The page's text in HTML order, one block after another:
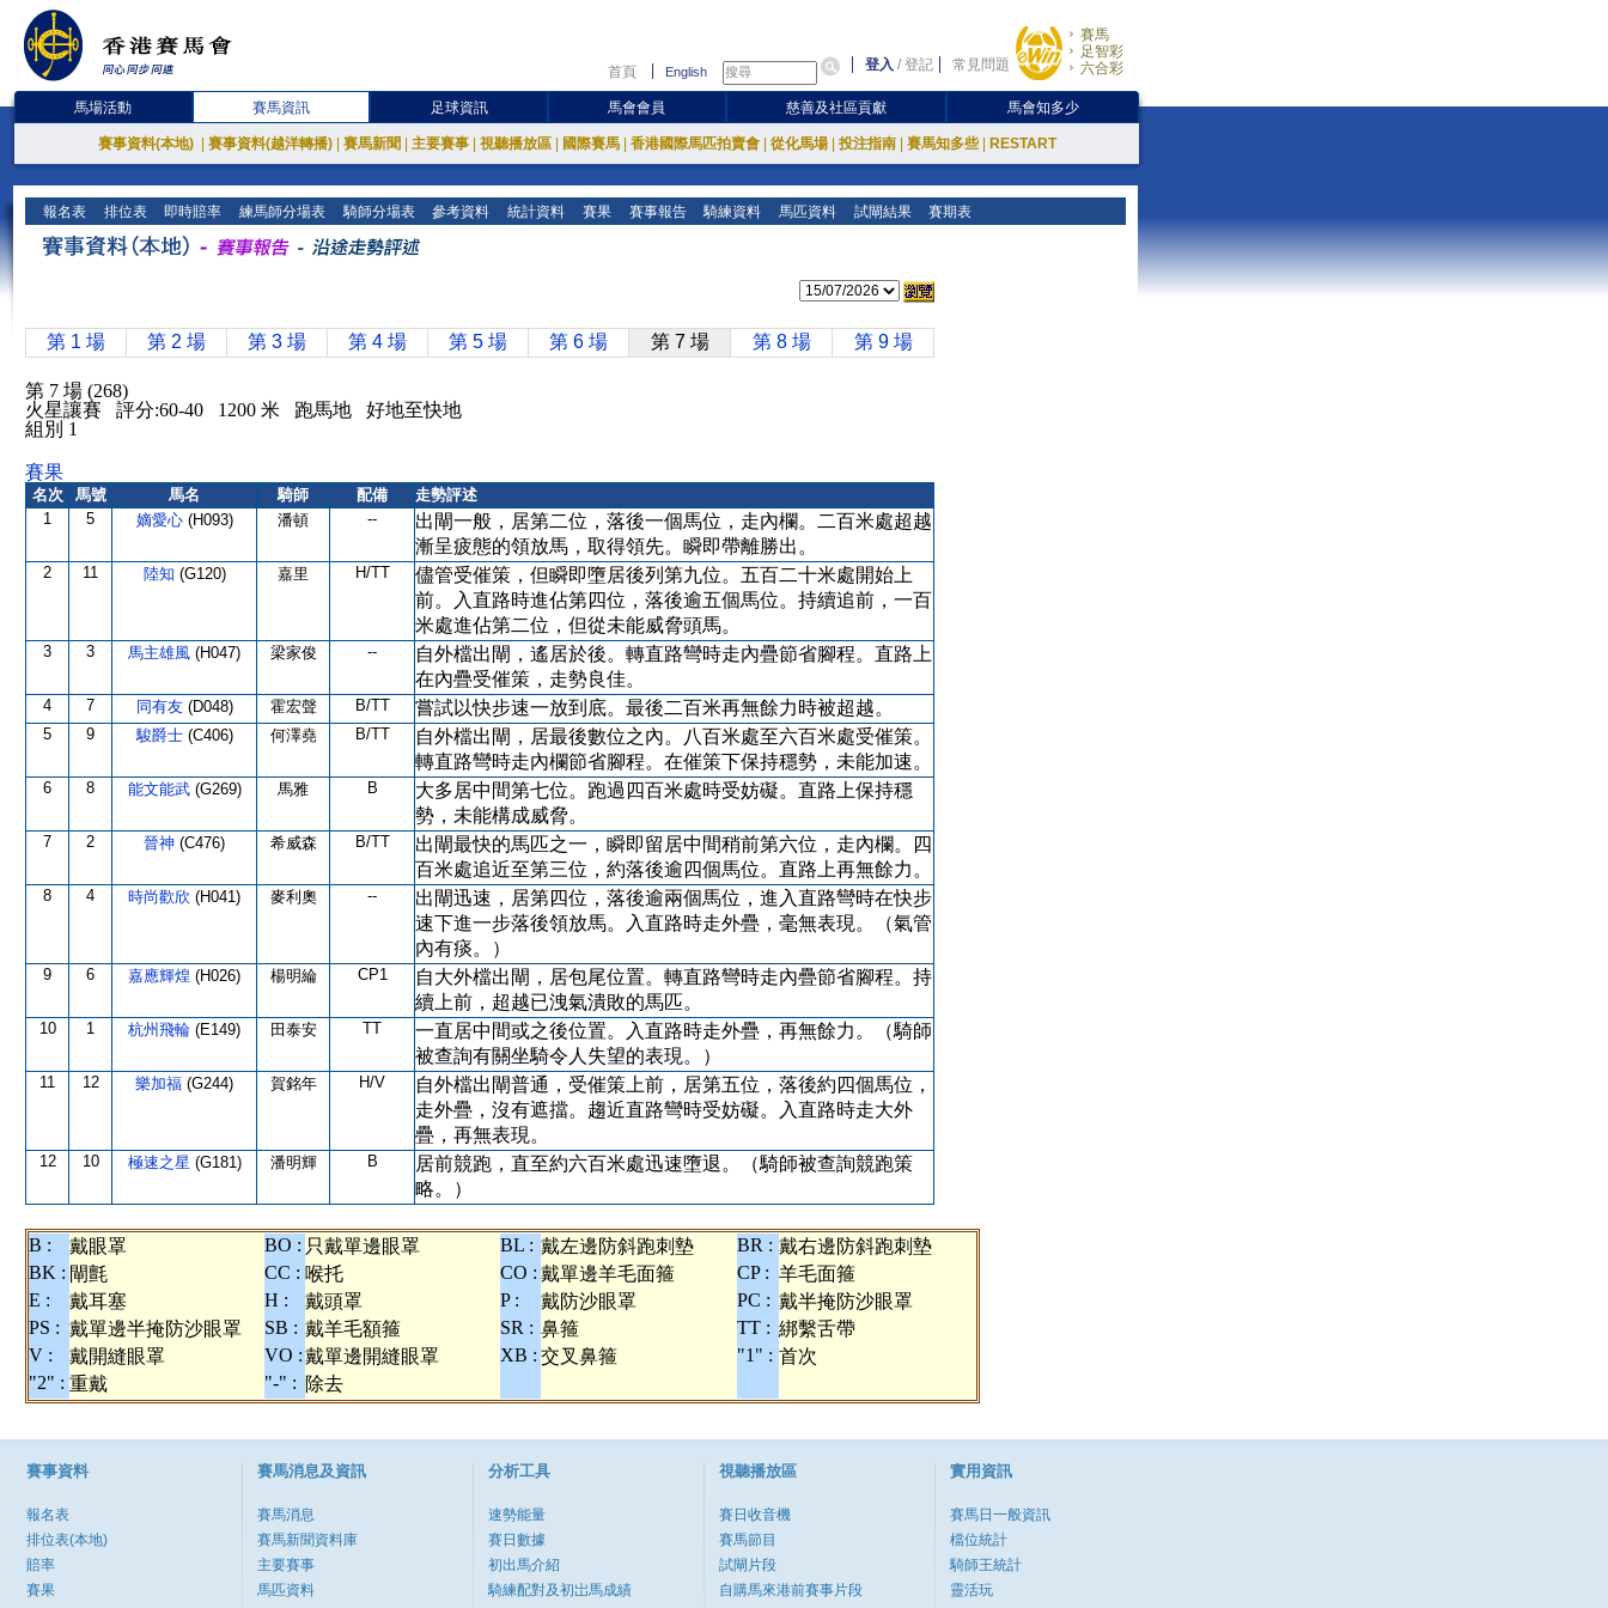
首頁 English 登入 /登記 常見問題
賽馬
足智彩
六合彩
馬場活動 賽馬資訊 足球資訊 馬會會員 慈善及社區貢獻 馬會知多少
賽事資料(本地) 賽事資料(越洋轉播) 賽馬新聞 主要賽事 視聽播放區 國際賽馬 香港國際馬匹拍賣會 從化馬場 投注指南 賽馬知多些 RESTART
報名表 排位表 即時賠率 練馬師分場表 騎師分場表 參考資料 統計資料 賽果 賽事報告 騎練資料 馬匹資料 試閘結果 賽期表
第 1 場 第 2 場 第 3 場 第 4 場 第 5 場 第 6 場 第 7 場 第 8 場 第 9 場
第 7 場 (268)
火星讓賽 評分:60-40 1200 米 跑馬地 好地至快地
組別 1
賽果
名次 馬號 馬名 騎師 配備
走勢評述
1
5 嫡愛心 (H093) 潘頓 --
出閘一般，居第二位，落後一個馬位，走內欄。二百米處超越
漸呈疲態的領放馬，取得領先。瞬即帶離勝出。
2 11 陸知 (G120) 嘉里 H/TT
儘管受催策，但瞬即墮居後列第九位。五百二十米處開始上
前。入直路時進佔第四位，落後逾五個馬位。持續追前，一百
米處進佔第二位，但從未能威脅頭馬。
3 3 馬主雄風 (H047) 梁家俊 --
自外檔出閘，遙居於後。轉直路彎時走內疊節省腳程。直路上
在內疊受催策，走勢良佳。
4 7 同有友 (D048) 霍宏聲 B/TT 嘗試以快步速一放到底。最後二百米再無餘力時被超越。
5 9 駿爵士 (C406) 何澤堯 B/TT
自外檔出閘，居最後數位之內。八百米處至六百米處受催策。
轉直路彎時走內欄節省腳程。在催策下保持穩勢，未能加速。
6 8 能文能武 (G269) 馬雅 B
大多居中間第七位。跑過四百米處時受妨礙。直路上保持穩
勢，未能構成威脅。
7 2 晉神 (C476) 希威森 B/TT
出閘最快的馬匹之一，瞬即留居中間稍前第六位，走內欄。四
百米處追近至第三位，約落後逾四個馬位。直路上再無餘力。
8 4 時尚歡欣 (H041) 麥利奧 --
出閘迅速，居第四位，落後逾兩個馬位，進入直路彎時在快步
速下進一步落後領放馬。入直路時走外疊，毫無表現。（氣管
內有痰。）
9 6 嘉應輝煌 (H026) 楊明綸 CP1
自大外檔出閘，居包尾位置。轉直路彎時走內疊節省腳程。持
續上前，超越已洩氣潰敗的馬匹。
10 1 杭州飛輪 (E149) 田泰安 TT
一直居中間或之後位置。入直路時走外疊，再無餘力。（騎師
被查詢有關坐騎令人失望的表現。）
11 12 樂加福 (G244) 賀銘年 H/V
自外檔出閘普通，受催策上前，居第五位，落後約四個馬位，
走外疊，沒有遮擋。趨近直路彎時受妨礙。入直路時走大外
疊，再無表現。
12 10 極速之星 (G181) 潘明輝 B
居前競跑，直至約六百米處迅速墮退。（騎師被查詢競跑策
略。）
B : 戴眼罩 BO : 只戴單邊眼罩 BL : 戴左邊防斜跑刺墊 BR : 戴右邊防斜跑刺墊
BK : 閘氈 CC : 喉托 CO : 戴單邊羊毛面箍 CP : 羊毛面箍
E :
戴耳塞 H : 戴頭罩 P : 戴防沙眼罩 PC : 戴半掩防沙眼罩
PS : 戴單邊半掩防沙眼罩 SB : 戴羊毛額箍 SR : 鼻箍 TT : 綁繫舌帶
V :
戴開縫眼罩 VO :戴單邊開縫眼罩 XB : 交叉鼻箍 "1" : 首次
"2" : 重戴 "-" : 除去
賽事資料
報名表
排位表(本地)
賠率
賽果
賽馬消息及資訊
賽馬消息
賽馬新聞資料庫
主要賽事
馬匹資料
分析工具
速勢能量
賽日數據
初出馬介紹
騎練配對及初岀馬成績
視聽播放區
賽日收音機
賽馬節目
試閘片段
自購馬來港前賽事片段
實用資訊
賽馬日一般資訊
檔位統計
騎師王統計
靈活玩